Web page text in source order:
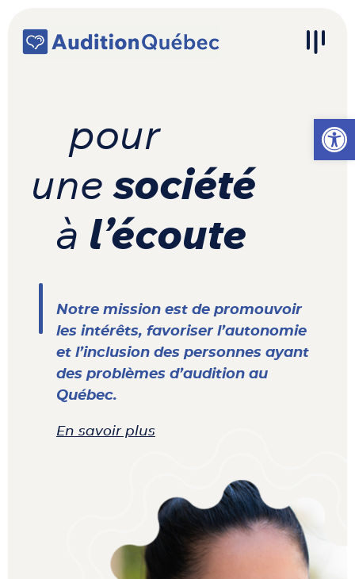
Ouvrir
Navigation principale
pour
une société
à l’écoute
Notre mission est de promouvoir
les intérêts, favoriser l’autonomie
et l’inclusion des personnes ayant
des problèmes d’audition au
Québec.
En savoir plus